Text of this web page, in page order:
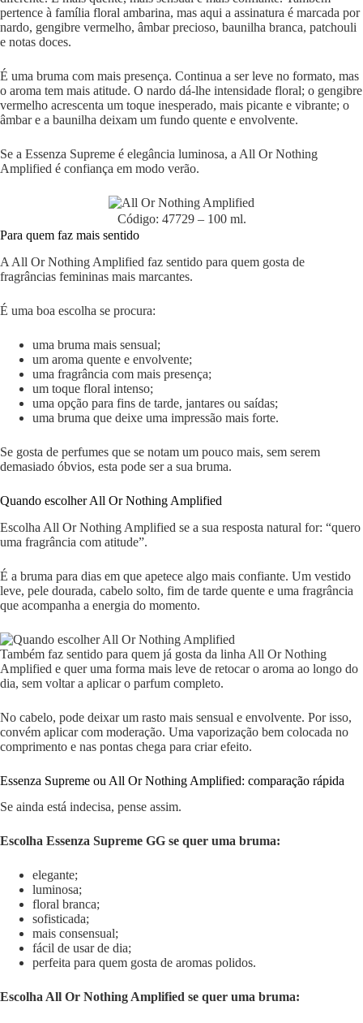
pertence à família floral ambarina, mas aqui a assinatura é marcada por
nardo, gengibre vermelho, âmbar precioso, baunilha branca, patchouli
e notas doces.
É uma bruma com mais presença. Continua a ser leve no formato, mas
o aroma tem mais atitude. O nardo dá-lhe intensidade floral; o gengibre
vermelho acrescenta um toque inesperado, mais picante e vibrante; o
âmbar e a baunilha deixam um fundo quente e envolvente.
Se a Essenza Supreme é elegância luminosa, a All Or Nothing
Amplified é confiança em modo verão.
Código: 47729 – 100 ml.
Para quem faz mais sentido
A All Or Nothing Amplified faz sentido para quem gosta de
fragrâncias femininas mais marcantes.
É uma boa escolha se procura:
uma bruma mais sensual;
um aroma quente e envolvente;
uma fragrância com mais presença;
um toque floral intenso;
uma opção para fins de tarde, jantares ou saídas;
uma bruma que deixe uma impressão mais forte.
Se gosta de perfumes que se notam um pouco mais, sem serem
demasiado óbvios, esta pode ser a sua bruma.
Quando escolher All Or Nothing Amplified
Escolha All Or Nothing Amplified se a sua resposta natural for: “quero
uma fragrância com atitude”.
É a bruma para dias em que apetece algo mais confiante. Um vestido
leve, pele dourada, cabelo solto, fim de tarde quente e uma fragrância
que acompanha a energia do momento.
Também faz sentido para quem já gosta da linha All Or Nothing
Amplified e quer uma forma mais leve de retocar o aroma ao longo do
dia, sem voltar a aplicar o parfum completo.
No cabelo, pode deixar um rasto mais sensual e envolvente. Por isso,
convém aplicar com moderação. Uma vaporização bem colocada no
comprimento e nas pontas chega para criar efeito.
Essenza Supreme ou All Or Nothing Amplified: comparação rápida
Se ainda está indecisa, pense assim.
Escolha Essenza Supreme GG se quer uma bruma:
elegante;
luminosa;
floral branca;
sofisticada;
mais consensual;
fácil de usar de dia;
perfeita para quem gosta de aromas polidos.
Escolha All Or Nothing Amplified se quer uma bruma: